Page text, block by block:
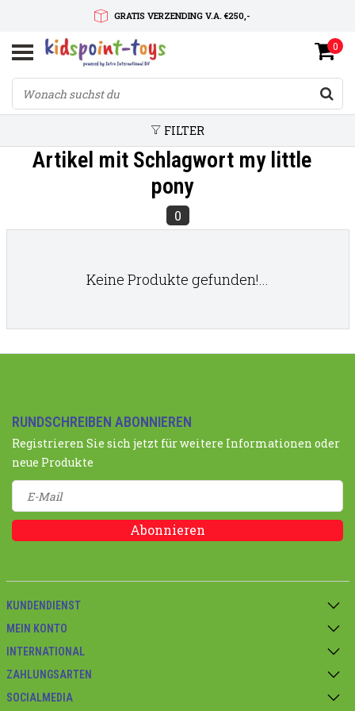
GRATIS VERZENDING V.A. €250,-
SNELLE LEVERTIJD
SERVICE OP MAAT
0
FILTER
Artikel mit Schlagwort my little
pony
0
Keine Produkte gefunden!...
RUNDSCHREIBEN ABONNIEREN
Registrieren Sie sich jetzt für weitere Informationen oder
neue Produkte
Abonnieren
KUNDENDIENST
MEIN KONTO
INTERNATIONAL
ZAHLUNGSARTEN
SOCIALMEDIA